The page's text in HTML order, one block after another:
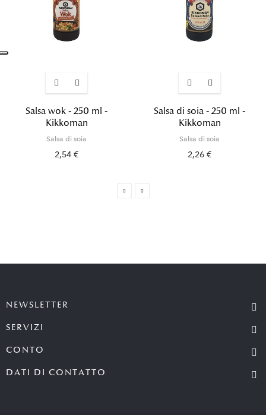
Salsa wok - 250 ml -
Kikkoman
Salsa di soia
2,54 €
Salsa di soia - 250 ml -
Kikkoman
Salsa di soia
2,26 €
NEWSLETTER
SERVIZI
CONTO
DATI DI CONTATTO